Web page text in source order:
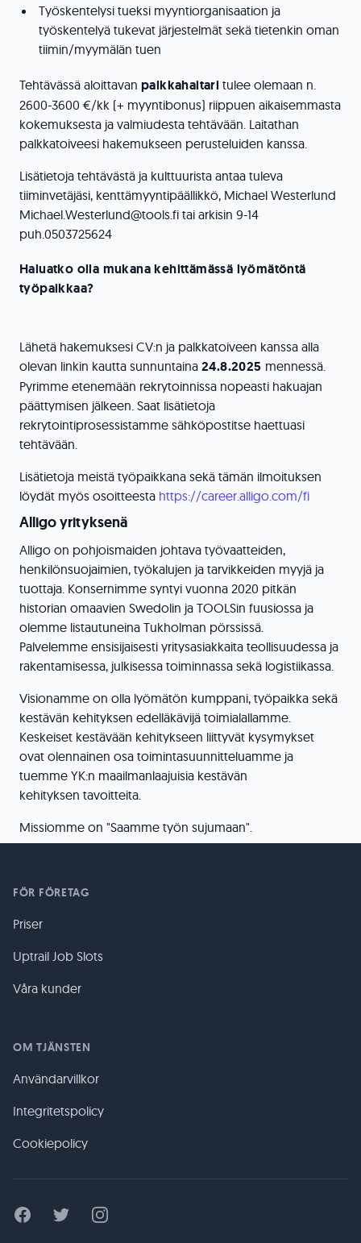
Työskentelysi tueksi myyntiorganisaation ja
työskentelyä tukevat järjestelmät sekä tietenkin oman
tiimin/myymälän tuen
Tehtävässä aloittavan palkkahaitari tulee olemaan n.
2600-3600 €/kk (+ myyntibonus) riippuen aikaisemmasta
kokemuksesta ja valmiudesta tehtävään. Laitathan
palkkatoiveesi hakemukseen perusteluiden kanssa.
Lisätietoja tehtävästä ja kulttuurista antaa tuleva
tiiminvetäjäsi, kenttämyyntipäällikkö, Michael Westerlund
Michael.Westerlund@tools.fi tai arkisin 9-14
puh.0503725624
Haluatko olla mukana kehittämässä lyömätöntä
työpaikkaa?
Lähetä hakemuksesi CV:n ja palkkatoiveen kanssa alla
olevan linkin kautta sunnuntaina 24.8.2025 mennessä.
Pyrimme etenemään rekrytoinnissa nopeasti hakuajan
päättymisen jälkeen. Saat lisätietoja
rekrytointiprosessistamme sähköpostitse haettuasi
tehtävään.
Lisätietoja meistä työpaikkana sekä tämän ilmoituksen
löydät myös osoitteesta https://career.alligo.com/fi
Alligo yrityksenä
Alligo on pohjoismaiden johtava työvaatteiden,
henkilönsuojaimien, työkalujen ja tarvikkeiden myyjä ja
tuottaja. Konsernimme syntyi vuonna 2020 pitkän
historian omaavien Swedolin ja TOOLSin fuusiossa ja
olemme listautuneina Tukholman pörssissä.
Palvelemme ensisijaisesti yritysasiakkaita teollisuudessa ja
rakentamisessa, julkisessa toiminnassa sekä logistiikassa.
Visionamme on olla lyömätön kumppani, työpaikka sekä
kestävän kehityksen edelläkävijä toimialallamme.
Keskeiset kestävään kehitykseen liittyvät kysymykset
ovat olennainen osa toimintasuunnitteluamme ja
tuemme YK:n maailmanlaajuisia kestävän
kehityksen tavoitteita.
Missiomme on "Saamme työn sujumaan".
FÖR FÖRETAG
Priser
Uptrail Job Slots
Våra kunder
OM TJÄNSTEN
Användarvillkor
Integritetspolicy
Cookiepolicy
FacebookTwitter Instagram